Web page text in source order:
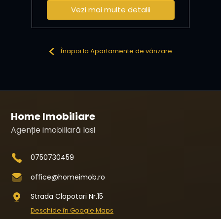
Vezi mai multe detalii
Înapoi la Apartamente de vânzare
Home Imobiliare
Agenție imobiliară Iasi
0750730459
office@homeimob.ro
Strada Clopotari Nr.15
Deschide în Google Maps